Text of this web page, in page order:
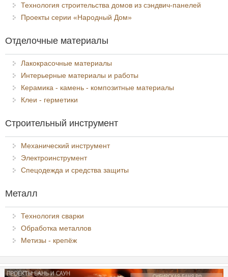
Технология строительства домов из сэндвич-панелей
Проекты серии «Народный Дом»
Отделочные материалы
Лакокрасочные материалы
Интерьерные материалы и работы
Керамика - камень - композитные материалы
Клеи - герметики
Строительный инструмент
Механический инструмент
Электроинструмент
Спецодежда и средства защиты
Металл
Технология сварки
Обработка металлов
Метизы - крепёж